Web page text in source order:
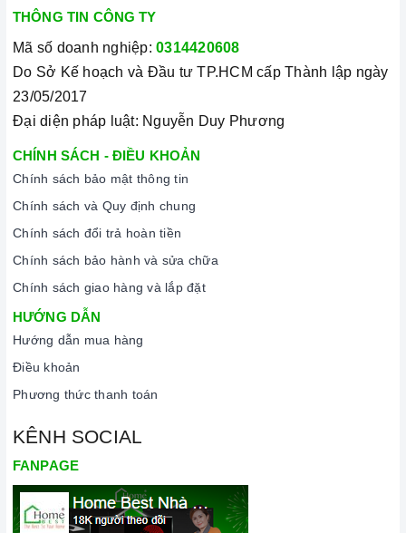
giây cho đến khi có tín hiệu thông báo.
Lưu ý vệ sinh và bảo quản bếp
Luôn dùng khăn mềm và khô để vệ sinh mặt bếp, chú ý lau
Khi không sử dụng, nên cất giữ cẩn thận và bảo quản mặt
Thường xuyên lau chùi bếp và giữ vệ sinh sạch sẽ để đảm
Cam kết hàng chính hãng:
phẩm chính hãng 100%, có nguồn gốc, xuất xứ và chứng từ
rõ ràng.
Chế độ hỗ trợ bảo hành linh hoạt:
THÔNG TIN CÔNG TY
Mã số doanh nghiệp: 0314420608
Do Sở Kế hoạch và Đầu tư TP.HCM cấp Thành lập ngày
23/05/2017
Đại diện pháp luật: Nguyễn Duy Phương
CHÍNH SÁCH - ĐIỀU KHOẢN
Chính sách bảo mật thông tin
Chính sách và Quy định chung
Chính sách đổi trả hoàn tiền
Chính sách bảo hành và sửa chữa
Chính sách giao hàng và lắp đặt
HƯỚNG DẪN
Hướng dẫn mua hàng
Điều khoản
Phương thức thanh toán
KÊNH SOCIAL
FANPAGE